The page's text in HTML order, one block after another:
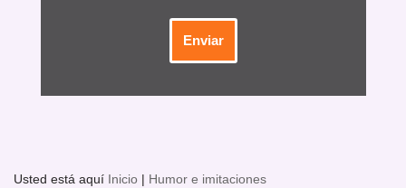
Usted está aquí Inicio | Humor e imitaciones